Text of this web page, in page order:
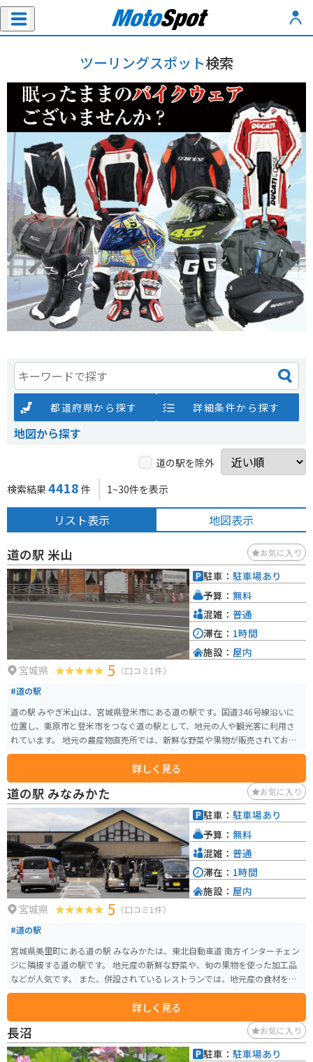
ツーリングスポット検索
都道府県から探す 詳細条件から探す
地図から探す
道の駅を除外
検索結果 4418 件 1~30件を表示
リスト表示 地図表示
道の駅 米山 お気に入り
宮城県 5 （口コミ1件）
#道の駅
道の駅 みやぎ米山は、宮城県登米市にある道の駅です。国道346号線沿いに
位置し、栗原市と登米市をつなぐ道の駅として、地元の人や観光客に利用さ
れています。 地元の農産物直売所では、新鮮な野菜や果物が販売されてお
り、特に登米産のお米は人気です。また、併設されているレストランでは、
地元の食材を使った料理を楽しむことができます。おすすめは、登米産のブ
ランド豚「みやぎさとやまと豚」を使った豚丼です。 バイクで訪れる場合、
道の駅には広い駐車場が完備されているので安心です。周辺には、緑豊かな
丘陵地帯が広がっており、ツーリングの休憩スポットとしても最適です。栗
駒国定公園や伊豆沼・内沼などの観光スポットへのアクセスも良好です。 道
の駅 みやぎ米山は、地元の美味しいものを堪能できるだけでなく、周辺の観
光拠点としても便利な場所です。
詳しく見る
駐車： 駐車場あり
予算： 無料
混雑： 普通
滞在： 1時間
施設： 屋内
道の駅 みなみかた お気に入り
宮城県 5 （口コミ1件）
#道の駅
宮城県美里町にある道の駅 みなみかたは、東北自動車道 南方インターチェン
ジに隣接する道の駅です。 地元産の新鮮な野菜や、旬の果物を使った加工品
などが人気です。 また、併設されているレストランでは、地元産の食材を使
った料理を楽しむことができます。 バイクで訪れる場合、駐車場も広々とし
ださい。
詳しく見る
駐車： 駐車場あり
予算： 無料
混雑： 普通
滞在： 1時間
施設： 屋内
長沼 お気に入り
駐車： 駐車場あり